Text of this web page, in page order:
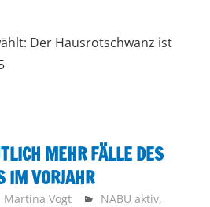
Der Hausrotschwanz ist
MEHR FÄLLE DES
IM VORJAHR
Martina Vogt NABU aktiv,